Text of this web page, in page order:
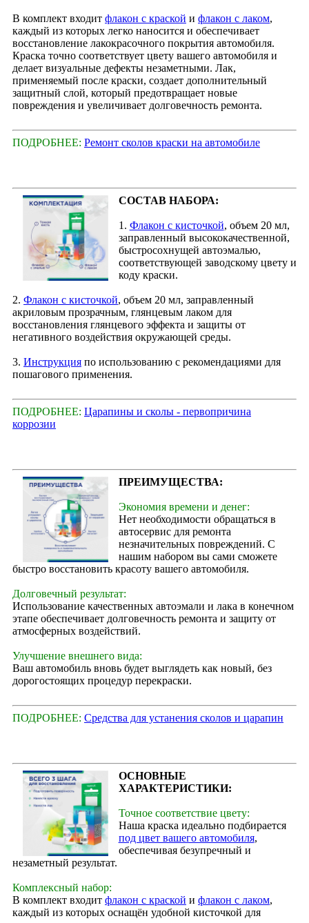
В комплект входит флакон с краской и флакон с лаком,
каждый из которых легко наносится и обеспечивает
восстановление лакокрасочного покрытия автомобиля.
Краска точно соответствует цвету вашего автомобиля и
делает визуальные дефекты незаметными. Лак,
применяемый после краски, создает дополнительный
защитный слой, который предотвращает новые
повреждения и увеличивает долговечность ремонта.
ПОДРОБНЕЕ: Ремонт сколов краски на автомобиле
СОСТАВ НАБОРА:
1. Флакон с кисточкой, объем 20 мл,
заправленный высококачественной,
быстросохнущей автоэмалью,
соответствующей заводскому цвету и
коду краски.
2. Флакон с кисточкой, объем 20 мл, заправленный
акриловым прозрачным, глянцевым лаком для
восстановления глянцевого эффекта и защиты от
негативного воздействия окружающей среды.
3. Инструкция по использованию с рекомендациями для
пошагового применения.
ПОДРОБНЕЕ: Царапины и сколы - первопричина
коррозии
ПРЕИМУЩЕСТВА:
Экономия времени и денег:
Нет необходимости обращаться в
автосервис для ремонта
незначительных повреждений. С
нашим набором вы сами сможете
быстро восстановить красоту вашего автомобиля.
Долговечный результат:
Использование качественных автоэмали и лака в конечном
этапе обеспечивает долговечность ремонта и защиту от
атмосферных воздействий.
Улучшение внешнего вида:
Ваш автомобиль вновь будет выглядеть как новый, без
дорогостоящих процедур перекраски.
ПОДРОБНЕЕ: Средства для устанения сколов и царапин
ОСНОВНЫЕ
ХАРАКТЕРИСТИКИ:
Точное соответствие цвету:
Наша краска идеально подбирается
под цвет вашего автомобиля,
обеспечивая безупречный и
незаметный результат.
Комплексный набор:
В комплект входит флакон с краской и флакон с лаком,
каждый из которых оснащён удобной кисточкой для